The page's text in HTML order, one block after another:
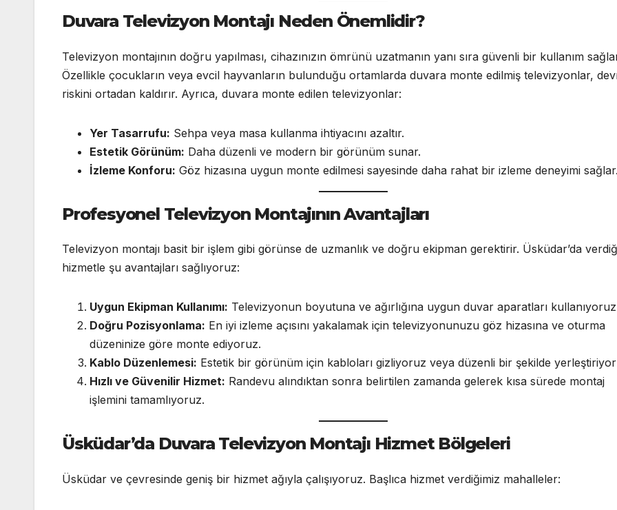
Duvara Televizyon Montajı Neden Önemlidir?
Televizyon montajının doğru yapılması, cihazınızın ömrünü uzatmanın yanı sıra güvenli bir kullanım
Özellikle çocukların veya evcil hayvanların bulunduğu ortamlarda duvara monte edilmiş televizyonlar,
riskini ortadan kaldırır. Ayrıca, duvara monte edilen televizyonlar:
Yer Tasarrufu: Sehpa veya masa kullanma ihtiyacını azaltır.
Estetik Görünüm: Daha düzenli ve modern bir görünüm sunar.
İzleme Konforu: Göz hizasına uygun monte edilmesi sayesinde daha rahat bir izleme deneyimi sağlar.
Profesyonel Televizyon Montajının Avantajları
Televizyon montajı basit bir işlem gibi görünse de uzmanlık ve doğru ekipman gerektirir. Üsküdar’da
hizmetle şu avantajları sağlıyoruz:
Uygun Ekipman Kullanımı: Televizyonun boyutuna ve ağırlığına uygun duvar aparatları
Doğru Pozisyonlama: En iyi izleme açısını yakalamak için televizyonunuzu göz hizasına ve oturma
düzeninize göre monte ediyoruz.
Kablo Düzenlemesi: Estetik bir görünüm için kabloları gizliyoruz veya düzenli bir şekilde
Hızlı ve Güvenilir Hizmet: Randevu alındıktan sonra belirtilen zamanda gelerek kısa sürede montaj
işlemini tamamlıyoruz.
Üsküdar’da Duvara Televizyon Montajı Hizmet Bölgeleri
Üsküdar ve çevresinde geniş bir hizmet ağıyla çalışıyoruz. Başlıca hizmet verdiğimiz mahalleler: